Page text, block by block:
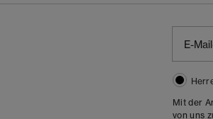
Mit der
von uns